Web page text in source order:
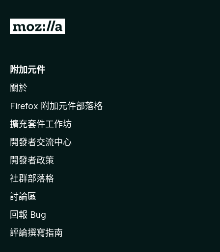
前
o
i
l
a
官
網
附加元件
關於
Firefox 附加元件部落格
擴充套件工作坊
開發者交流中心
開發者政策
社群部落格
討論區
回報 Bug
評論撰寫指南